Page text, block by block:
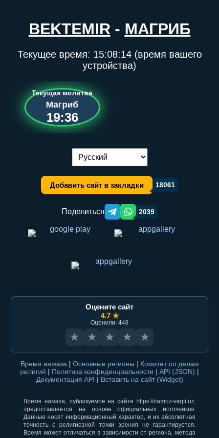
BEKTEMIR- МАГРИБ
Текущее время: 15:08:14(время вашего
устройства)
Текущая молитва
Магриб
19:36
Переключение языка:
Добавить сайт в закладки 18061
Поделиться Telegram orqali ulashish
WhatsApp orqali ulashish
2039
Оцените сайт
4.7 ★
Оценили: 448
★ ★ ★ ★ ★
Время намаза | Основные регионы | Комитет по делам
религий | Политика конфиденциальности | API (JSON) |
Документация API | Вставить на сайт (Widget)
Время намаза, публикуемое на сайте https://namoz-vaqti.uz,
предоставляется на основе официальных источников.
Данные носят информационный характер, и их абсолютная
точность с религиозной точки зрения не гарантируется.
Время может отличаться в зависимости от региона, метода